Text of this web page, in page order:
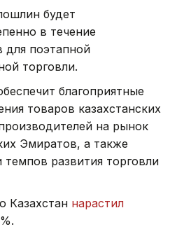
будет
в течение
для поэтапной
торговли.
благоприятные
товаров казахстанских
на рынок
Эмиратов, а также
развития торговли
Казахстан нарастил